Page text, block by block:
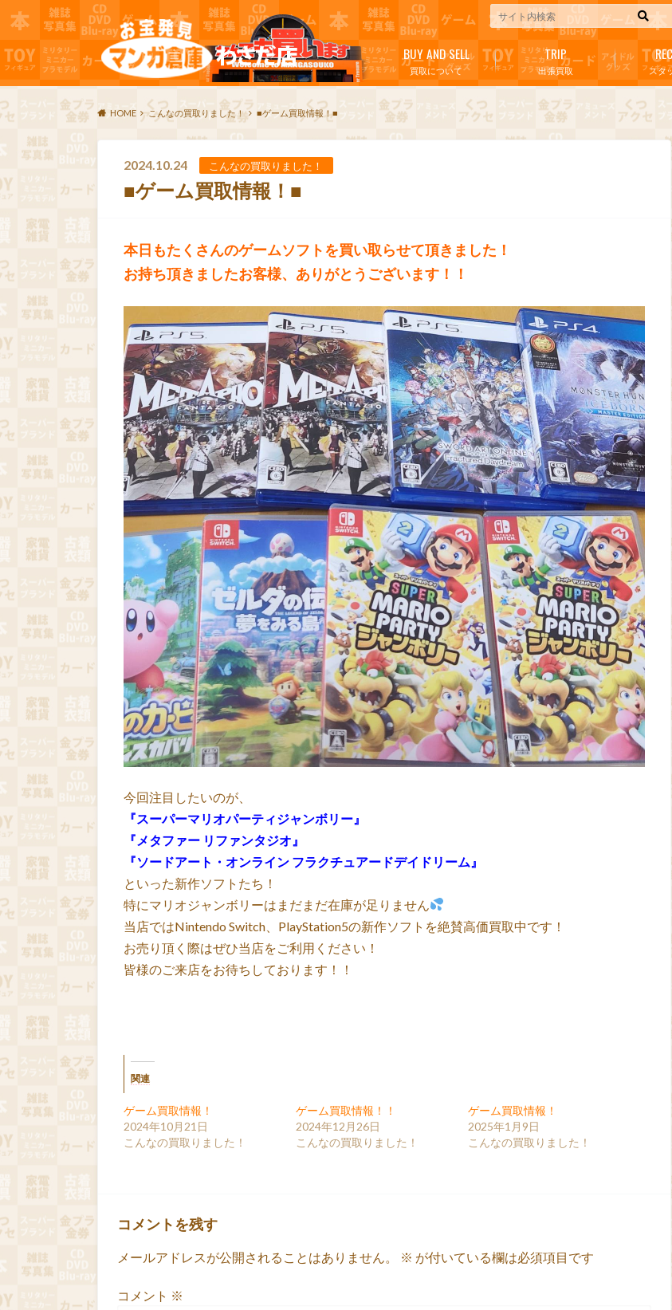
買取について
BUY AND SELL
出張買取
TRIP
スタ
HOME こんなの買取りました！ ■ゲーム買取情報！■
2024.10.24 こんなの買取りました！
■ゲーム買取情報！■
本日もたくさんのゲームソフトを買い取らせて頂きました！
お持ち頂きましたお客様、ありがとうございます！！
今回注目したいのが、
『スーパーマリオパーティジャンボリー』
『メタファー リファンタジオ』
『ソードアート・オンライン フラクチュアードデイドリーム』
といった新作ソフトたち！
特にマリオジャンボリーはまだまだ在庫が足りません
当店ではNintendo Switch、PlayStation5の新作ソフトを絶賛高価買取中です！
お売り頂く際はぜひ当店をご利用ください！
皆様のご来店をお待ちしております！！
関連
ゲーム買取情報！
2024年10月21日
こんなの買取りました！
ゲーム買取情報！！
2024年12月26日
こんなの買取りました！
ゲーム買取情報！
2025年1月9日
こんなの買取りました！
コメントを残す
メールアドレスが公開されることはありません。 ※ が付いている欄は必須項目です
コメント ※